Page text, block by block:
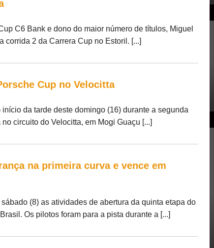
C6 Bank e dono do maior número de títulos, Miguel
corrida 2 da Carrera Cup no Estoril. [...]
Cup no Velocitta
da tarde deste domingo (16) durante a segunda
circuito do Velocitta, em Mogi Guaçu [...]
na primeira curva e vence em
(8) as atividades de abertura da quinta etapa do
Os pilotos foram para a pista durante a [...]